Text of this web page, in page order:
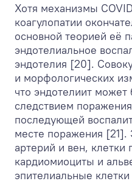
Хотя механизмы
коагулопатии
основной теорией её
эндотелиальное
эндотелия [20].
и морфологических
что эндотелиит
следствием
последующей
месте поражения [21].
артерий и вен,
кардиомиоциты и
эпителиальные